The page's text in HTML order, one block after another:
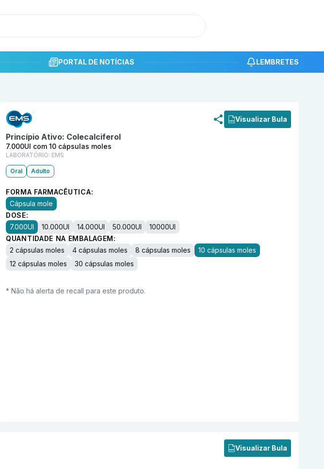
PORTAL DE NOTÍCIAS LEMBRETES
Visualizar Bula
Princípio Ativo: Colecalciferol
7.000UI com 10 cápsulas moles
LABORATÓRIO: EMS
Oral Adulto
FORMA FARMACÊUTICA:
Cápsula mole
DOSE:
7.000UI
10.000UI 14.000UI 50.000UI
10000UI
QUANTIDADE NA EMBALAGEM:
2 cápsulas moles
4 cápsulas moles 8 cápsulas moles
10 cápsulas moles
12 cápsulas moles
30 cápsulas moles
* Não há alerta de recall para este produto.
Visualizar Bula